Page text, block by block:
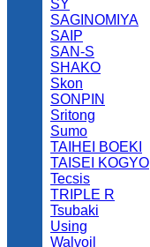
SY
SAGINOMIYA
SAIP
SAN-S
SHAKO
Skon
SONPIN
Sritong
Sumo
TAIHEI BOEKI
TAISEI KOGYO
Tecsis
TRIPLE R
Tsubaki
Using
Walvoil